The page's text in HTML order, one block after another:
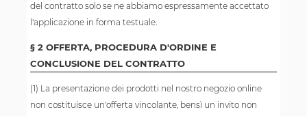
del contratto solo se ne abbiamo espressamente accettato
l'applicazione in forma testuale.
§ 2 OFFERTA, PROCEDURA D'ORDINE E
CONCLUSIONE DEL CONTRATTO
(1) La presentazione dei prodotti nel nostro negozio online
non costituisce un'offerta vincolante, bensì un invito non